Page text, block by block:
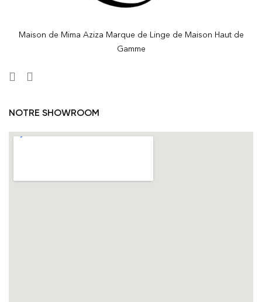
Maison de Mima Aziza Marque de Linge de Maison Haut de
Gamme
NOTRE SHOWROOM